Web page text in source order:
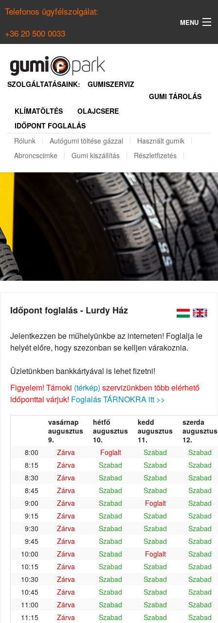
Telefonos ügyfélszolgálat:
+36 20 500 0033
MENU
NYÁRI GUMI KERESŐ
REGISZTRÁCIÓ
SZOLGÁLTATÁSAINK:
GUMISZERVIZ
GUMI TÁROLÁS
KLÍMATÖLTÉS
OLAJCSERE
IDŐPONT FOGLALÁS
Rólunk
Autógumi töltése gázzal
Használt gumik
Abroncscimke
Gumi kiszállítás Részletfizetés
Időpont foglalás - Lurdy Ház
Jelentkezzen be műhelyünkbe az interneten! Foglalja le
helyét előre, hogy szezonban se kelljen várakoznia.
Üzletünkben bankkártyával is lehet fizetni!
Figyelem! Tárnoki (térkép) szervizünkben több elérhető
időponttal várjuk! Foglalás TÁRNOKRA itt >>
vasárnap
augusztus
9.
hétfő
augusztus
10.
kedd
augusztus
11.
szerda
augusztus
12.
8:00
Zárva Foglalt Szabad
Szabad
8:15
Zárva Szabad Szabad
Szabad
8:30
Zárva Szabad Szabad
Szabad
8:45
Zárva Szabad Szabad
Szabad
9:00
Zárva Szabad Foglalt
Szabad
9:15
Zárva Szabad Szabad
Szabad
9:30
Zárva Szabad Szabad
Szabad
9:45
Zárva Szabad Szabad
Szabad
10:00
Zárva Szabad Foglalt
Szabad
10:15
Zárva Szabad Szabad
Szabad
10:30
Zárva Szabad Szabad
Szabad
10:45
Zárva Szabad Szabad
Szabad
11:00
Zárva Szabad Szabad
Szabad
11:15
Zárva Szabad Szabad
Szabad